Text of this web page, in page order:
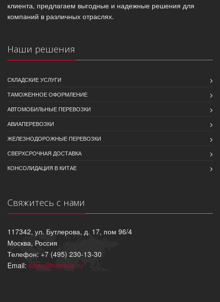
клиента, предлагаем выгодные и надежные решения для
компаний в различных отраслях.
Наши решения
СКЛАДСКИЕ УСЛУГИ
ТАМОЖЕННОЕ ОФОРМЛЕНИЕ
АВТОМОБИЛЬНЫЕ ПЕРЕВОЗКИ
АВИАПЕРЕВОЗКИ
ЖЕЛЕЗНОДОРОЖНЫЕ ПЕРЕВОЗКИ
СВЕРХСРОЧНАЯ ДОСТАВКА
КОНСОЛИДАЦИЯ В КИТАЕ
Свяжитесь с нами
117342, ул. Бутлерова, д. 17, пом 96/4
Москва, Россия
Телефон: +7 (495) 230-13-30
Email: sales@nopeus.ru